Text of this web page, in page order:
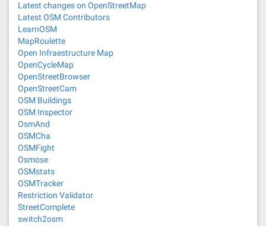
Latest changes on OpenStreetMap
Latest OSM Contributors
LearnOSM
MapRoulette
Open Infraestructure Map
OpenCycleMap
OpenStreetBrowser
OpenStreetCam
OSM Buildings
OSM Inspector
OsmAnd
OSMCha
OSMFight
Osmose
OSMstats
OSMTracker
Restriction Validator
StreetComplete
switch2osm